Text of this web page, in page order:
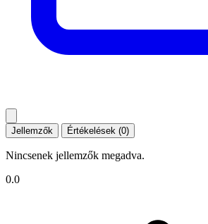
Jellemzők Értékelések (0)
Nincsenek jellemzők megadva.
0.0